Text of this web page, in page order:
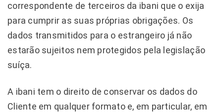
correspondente de terceiros da ibani que o exija
para cumprir as suas próprias obrigações. Os
dados transmitidos para o estrangeiro já não
estarão sujeitos nem protegidos pela legislação
suíça.
A ibani tem o direito de conservar os dados do
Cliente em qualquer formato e, em particular, em